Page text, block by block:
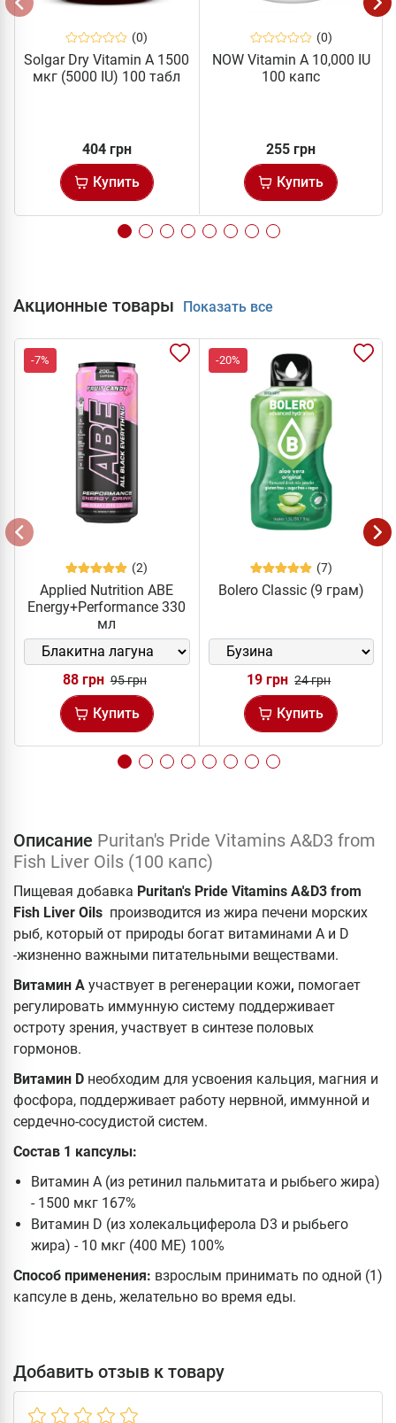
(0)
Solgar Dry Vitamin A 1500
мкг (5000 IU) 100 табл
404 грн
Купить
(0)
NOW Vitamin A 10,000 IU
100 капс
255 грн
Купить
Акционные товары Показать все
-7%
(2)
Applied Nutrition ABE
Energy+Performance 330
мл
88 грн 95 грн
Купить
-20%
(7)
Bolero Classic (9 грам)
19 грн 24 грн
Купить
Описание Puritan's Pride Vitamins A&D3 from
Fish Liver Oils (100 капс)
Пищевая добавка Puritan's Pride Vitamins A&D3 from
Fish Liver Oils производится из жира печени морских
рыб, который от природы богат витаминами А и D
-жизненно важными питательными веществами.
Витамин А участвует в регенерации кожи, помогает
регулировать иммунную систему поддерживает
остроту зрения, участвует в синтезе половых
гормонов.
Витамин D необходим для усвоения кальция, магния и
фосфора, поддерживает работу нервной, иммунной и
сердечно-сосудистой систем.
Состав 1 капсулы:
Витамин А (из ретинил пальмитата и рыбьего жира)
- 1500 мкг 167%
Витамин D (из холекальциферола D3 и рыбьего
жира) - 10 мкг (400 МЕ) 100%
Способ применения: взрослым принимать по одной (1)
капсуле в день, желательно во время еды.
Добавить отзыв к товару